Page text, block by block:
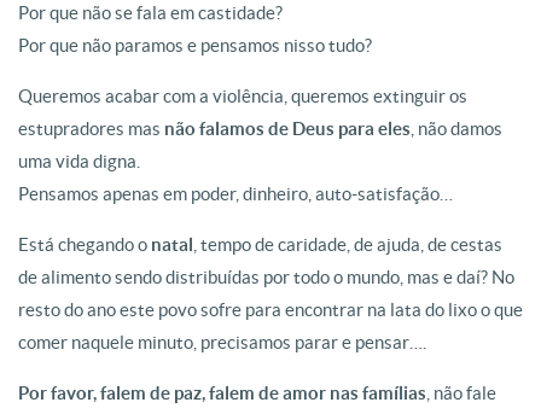
Por que não se fala em castidade?
Por que não paramos e pensamos nisso tudo?
Queremos acabar com a violência, queremos extinguir os
estupradores mas não falamos de Deus para eles , não damos
uma vida digna.
Pensamos apenas em poder, dinheiro, auto-satisfação…
Está chegando o natal , tempo de caridade, de ajuda, de cestas
de alimento sendo distribuídas por todo o mundo, mas e daí? No
resto do ano este povo sofre para encontrar na lata do lixo o que
comer naquele minuto, precisamos parar e pensar….
Por favor, falem de paz, falem de amor nas famílias , não fale